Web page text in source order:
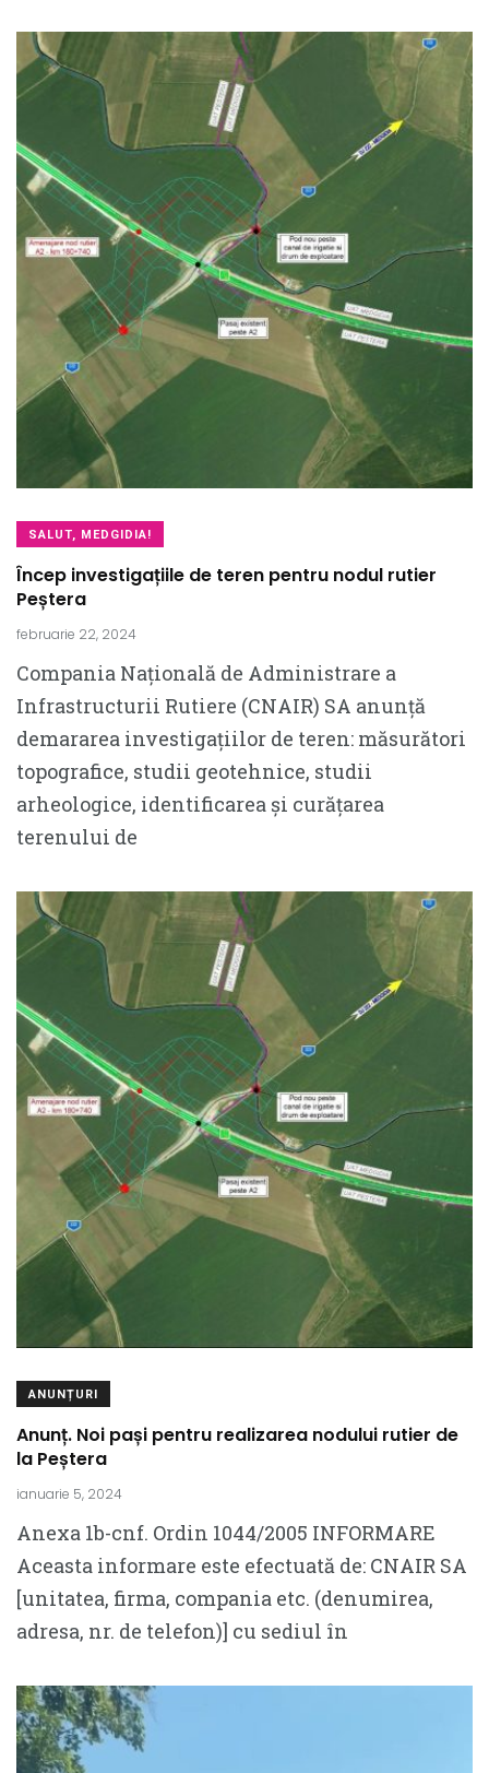
SALUT, MEDGIDIA!
Încep investigațiile de teren pentru nodul rutier
Peștera
februarie 22, 2024
Compania Națională de Administrare a
Infrastructurii Rutiere (CNAIR) SA anunță
demararea investigațiilor de teren: măsurători
topografice, studii geotehnice, studii
arheologice, identificarea și curățarea
terenului de
ANUNȚURI
Anunț. Noi pași pentru realizarea nodului rutier de
la Peștera
ianuarie 5, 2024
Anexa 1b-cnf. Ordin 1044/2005 INFORMARE
Aceasta informare este efectuată de: CNAIR SA
[unitatea, firma, compania etc. (denumirea,
adresa, nr. de telefon)] cu sediul în